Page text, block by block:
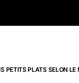
PETITS PLATS SELON LE